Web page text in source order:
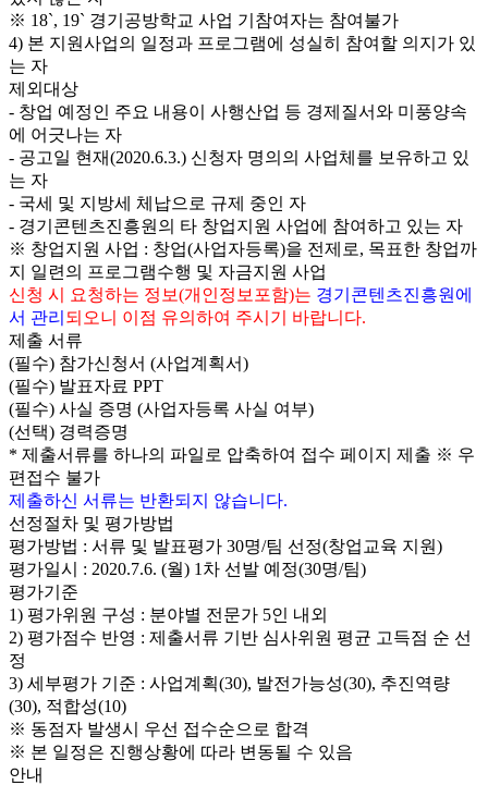
※ 18`, 19` 경기공방학교 사업 기참여자는 참여불가
4) 본 지원사업의 일정과 프로그램에 성실히 참여할 의지가 있
는 자
제외대상
- 창업 예정인 주요 내용이 사행산업 등 경제질서와 미풍양속
에 어긋나는 자
- 공고일 현재(2020.6.3.) 신청자 명의의 사업체를 보유하고 있
는 자
- 국세 및 지방세 체납으로 규제 중인 자
- 경기콘텐츠진흥원의 타 창업지원 사업에 참여하고 있는 자
※ 창업지원 사업 : 창업(사업자등록)을 전제로, 목표한 창업까
지 일련의 프로그램수행 및 자금지원 사업
신청 시 요청하는 정보(개인정보포함)는 경기콘텐츠진흥원에
서 관리 되오니 이점 유의하여 주시기 바랍니다.
제출 서류
(필수) 참가신청서 (사업계획서)
(필수) 발표자료 PPT
(필수) 사실 증명 (사업자등록 사실 여부)
(선택) 경력증명
* 제출서류를 하나의 파일로 압축하여 접수 페이지 제출 ※ 우
편접수 불가
제출하신 서류는 반환되지 않습니다.
선정절차 및 평가방법
평가방법 : 서류 및 발표평가 30명/팀 선정(창업교육 지원)
평가일시 : 2020.7.6. (월) 1차 선발 예정(30명/팀)
평가기준
1) 평가위원 구성 : 분야별 전문가 5인 내외
2) 평가점수 반영 : 제출서류 기반 심사위원 평균 고득점 순 선
정
3) 세부평가 기준 : 사업계획(30), 발전가능성(30), 추진역량
(30), 적합성(10)
※ 동점자 발생시 우선 접수순으로 합격
※ 본 일정은 진행상황에 따라 변동될 수 있음
안내